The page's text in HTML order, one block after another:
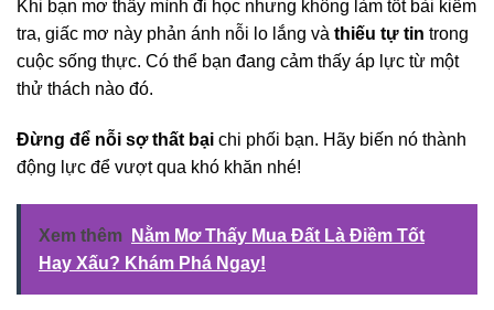
Khi bạn mơ thấy mình đi học nhưng không làm tốt bài kiểm
tra, giấc mơ này phản ánh nỗi lo lắng và thiếu tự tin trong
cuộc sống thực. Có thể bạn đang cảm thấy áp lực từ một
thử thách nào đó.
Đừng để nỗi sợ thất bại chi phối bạn. Hãy biến nó thành
động lực để vượt qua khó khăn nhé!
Xem thêm
Nằm Mơ Thấy Mua Đất Là Điềm Tốt
Hay Xấu? Khám Phá Ngay!